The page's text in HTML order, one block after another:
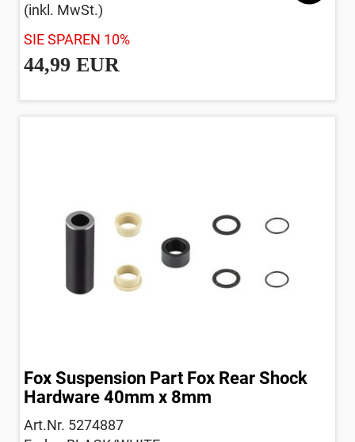
(inkl. MwSt.)
SIE SPAREN 10%
44,99 EUR
Fox Suspension Part Fox Rear Shock
Hardware 40mm x 8mm
Art.Nr. 5274887